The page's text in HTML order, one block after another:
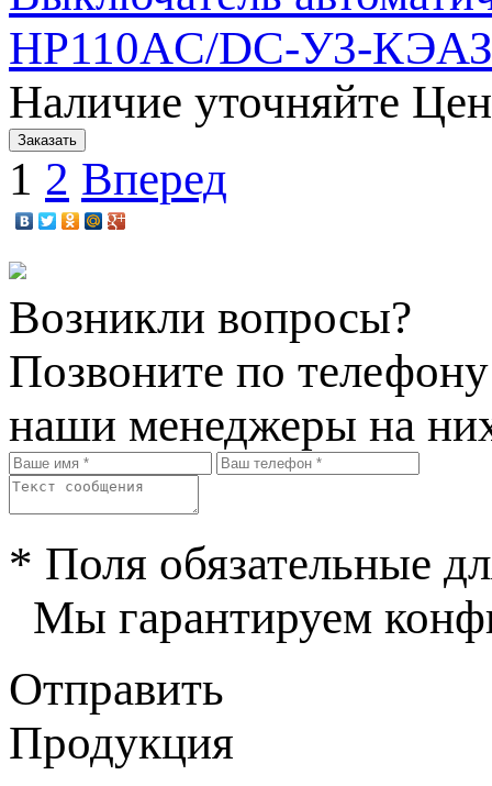
НР110AC/DC-У3-КЭАЗ
Наличие уточняйте
1 2 Вперед
Возникли вопросы?
Позвоните по
наши менеджеры на
* Поля обязательные
Мы гарантируем
Отправить
Продукция